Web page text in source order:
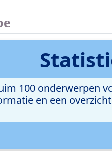
100 onderwerpen
en een